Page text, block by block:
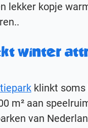
lekker kopje
winter
klinkt soms
m² aan
van